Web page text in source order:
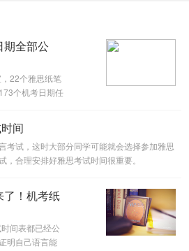
期全部公
22个雅思纸笔
个机考日期任
考试全部考位开
间
考试，这时大部分同学可能就会选择参加雅思
合理安排好雅思考试时间很重要。
了！机考纸
间表都已经公
明自己语言能